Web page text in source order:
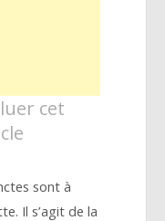
cet
sont à
Il s’agit de la